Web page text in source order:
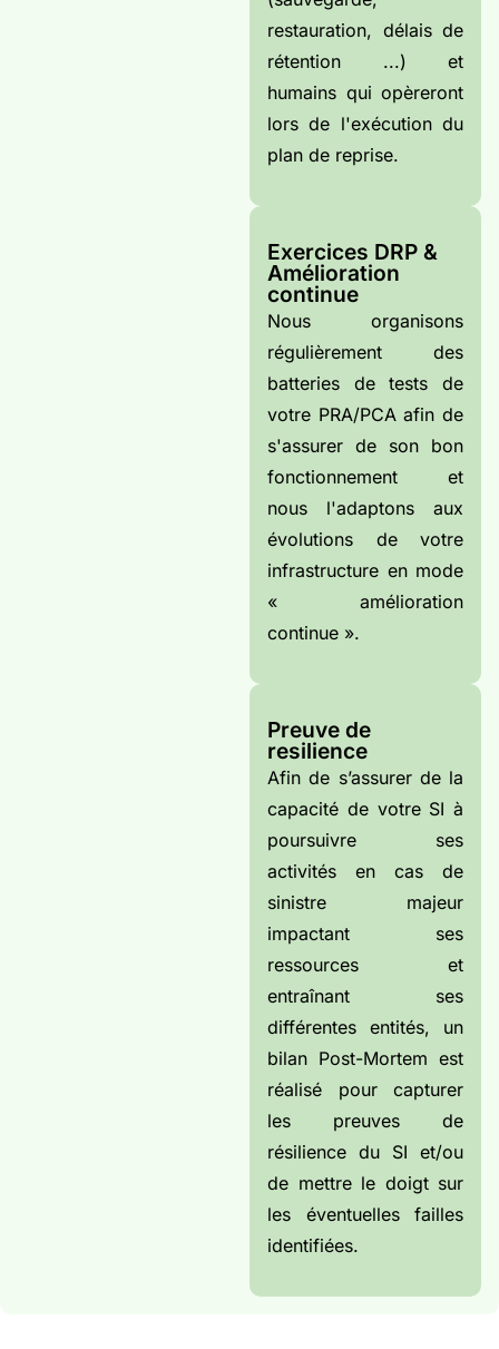
restauration, délais de
rétention ...) et
humains qui opèreront
lors de l'exécution du
plan de reprise.
Exercices DRP &
Amélioration
continue
Nous organisons
régulièrement des
batteries de tests de
votre PRA/PCA afin de
s'assurer de son bon
fonctionnement et
nous l'adaptons aux
évolutions de votre
infrastructure en mode
« amélioration
continue ».
Preuve de
resilience
Afin de s’assurer de la
capacité de votre SI à
poursuivre ses
activités en cas de
sinistre majeur
impactant ses
ressources et
entraînant ses
différentes entités, un
bilan Post-Mortem est
réalisé pour capturer
les preuves de
résilience du SI et/ou
de mettre le doigt sur
les éventuelles failles
identifiées.